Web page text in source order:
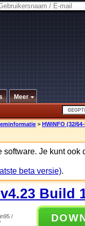
Meer
> HWiNFO (32/
software. Je kunt ook
beta versie).
Build
/